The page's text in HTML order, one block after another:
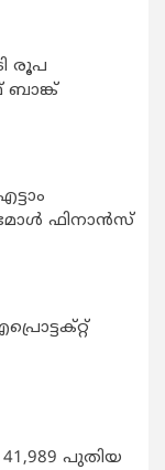
രൂപ
ബാങ്ക്
ഫിനാൻസ്
പുതിയ